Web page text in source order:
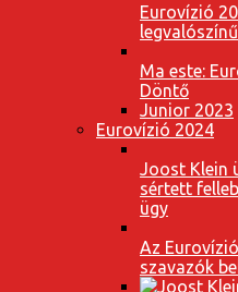
Eurovízió
Ma este:
Döntő
Junior 2023
Eurovízió 2024
Joost Klein
sértett
ügy
Az
szavazók